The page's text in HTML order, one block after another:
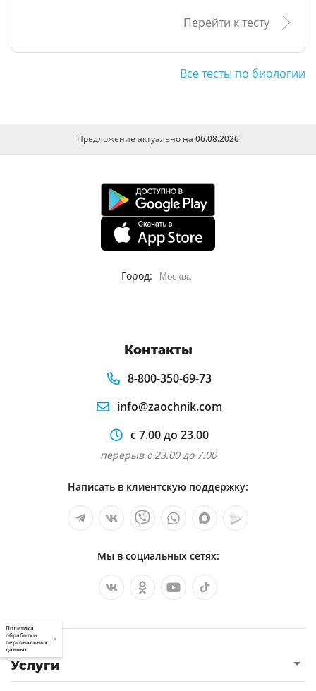
Перейти к тесту
Все тесты по биологии
Предложение актуально на 06.08.2026
Город: Москва
Контакты
8-800-350-69-73
info@zaochnik.com
с 7.00 до 23.00
перерыв с 23.00 до 7.00
Написать в клиентскую поддержку:
Мы в социальных сетях:
Услуги
Политика
обработки
персональных
данных
×